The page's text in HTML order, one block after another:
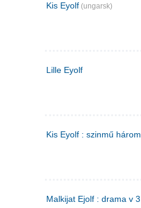
Kis Eyolf (ungarsk)
Lille Eyolf
Kis Eyolf : szinmű
Malkijat Ejolf : drama v